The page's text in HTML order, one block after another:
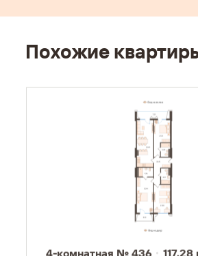
Похожие
4-комнатная № 436
117.28